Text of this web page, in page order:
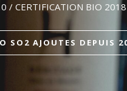
SOUS CONDITIONS